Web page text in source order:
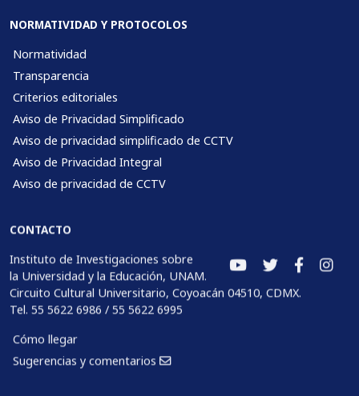
NORMATIVIDAD Y PROTOCOLOS
Normatividad
Transparencia
Criterios editoriales
Aviso de Privacidad Simplificado
Aviso de privacidad simplificado de CCTV
Aviso de Privacidad Integral
Aviso de privacidad de CCTV
CONTACTO
Instituto de Investigaciones sobre
la Universidad y la Educación, UNAM.
Circuito Cultural Universitario, Coyoacán 04510, CDMX.
Tel. 55 5622 6986 / 55 5622 6995
Cómo llegar
Sugerencias y comentarios